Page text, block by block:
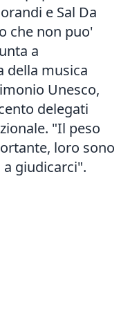
e Sal Da
che non puo'
a
della musica
Unesco,
delegati
"Il peso
loro sono
giudicarci".